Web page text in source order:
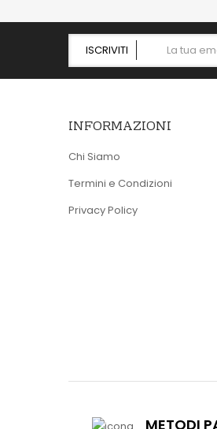
ISCRIVITI
INFORMAZIONI
Chi Siamo
Termini e Condizioni
Privacy Policy
METODI